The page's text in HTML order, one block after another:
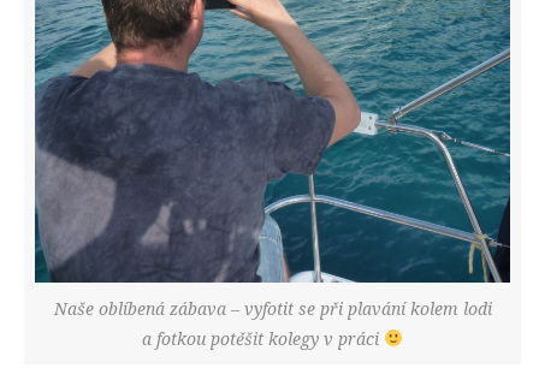
Naše oblíbená zábava – vyfotit se při plavání kolem lodi
a fotkou potěšit kolegy v práci